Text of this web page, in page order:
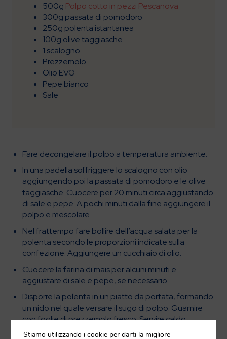
Fare decongelare il polpo a temperatura ambiente.
In una padella soffriggere lo scalogno con olio
aggiungendo poi la passata di pomodoro e le olive
taggiasche. Cuocere per 20 minuti circa aggiustando
di sale e pepe. A pochi minuti dalla fine aggiungere il
polpo e mescolare.
Nel frattempo fare bollire dell’acqua salata per la
polenta secondo le proporzioni indicate sulla
confezione. Aggiungere un cucchiaio di olio.
Cuocere la farina di mais per alcuni minuti e
aggiustare di sale e pepe, se necessario.
Disporre la polenta in un piatto da portata, formando
un nido nel quale versare il sugo di polpo. Guarnire
con foglie di prezzemolo fresco. Servire caldo.
500g Polpo cotto in pezzi Pescanova
300g passata di pomodoro
250g polenta istantanea
100g olive taggiasche
1 scalogno
Prezzemolo
Olio EVO
Pepe bianco
Sale
Stiamo utilizzando i cookie per darti la migliore